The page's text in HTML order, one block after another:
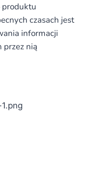
produktu
czasach jest
informacji
przez nią